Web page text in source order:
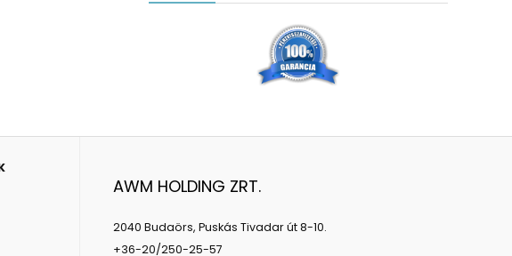
AWM HOLDING ZRT.
2040 Budaörs, Puskás Tivadar út 8-10.
+36-20/250-25-57